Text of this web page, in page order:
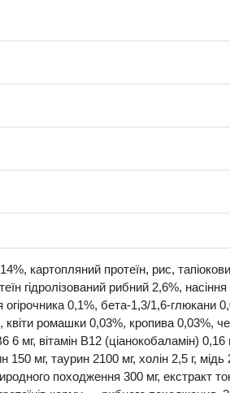
картопляний протеїн, рис,
гідролізований рибний 2,6%,
0,1%, бета-1,3/1,6-глюкани
ромашки 0,03%, кропива 0,03%,
мг, вітамін В12 (ціанокобаламін)
150 мг, таурин 2100 мг, холін 2,5 г,
походження 300 мг,